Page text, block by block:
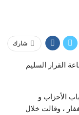
شارك
القرار السليم
الأحزاب و
، وقالت خلال